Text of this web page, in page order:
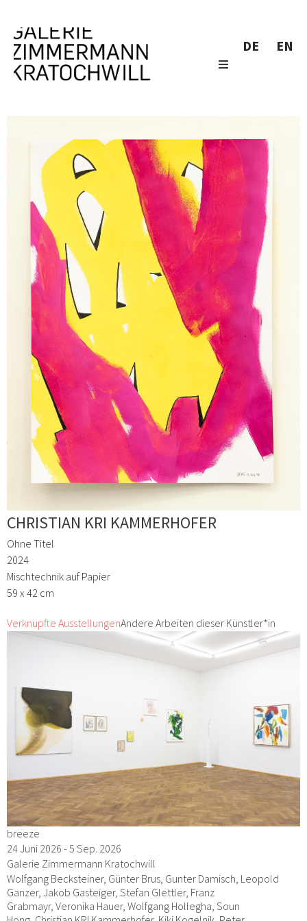
DE EN
CHRISTIAN KRI KAMMERHOFER
Ohne Titel
2024
Mischtechnik auf Papier
59 x 42 cm
Verknüpfte AusstellungenAndere Arbeiten dieser Künstler*in
breeze
24 Juni 2026 - 5 Sep. 2026
Galerie Zimmermann Kratochwill
Wolfgang Becksteiner, Günter Brus, Gunter Damisch, Leopold
Ganzer, Jakob Gasteiger, Stefan Glettler, Franz
Grabmayr, Veronika Hauer, Wolfgang Hollegha, Soun